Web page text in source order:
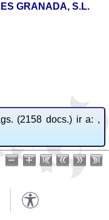
GRANADA, S.L.
(2158 docs.) ir a: ,